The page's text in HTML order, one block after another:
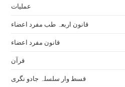
عملیات
قانون اربعہ طب مفرد اعضاء
قانون مفرد اعضاء
قرآن
قسط وار سلسلہ جادو نگری